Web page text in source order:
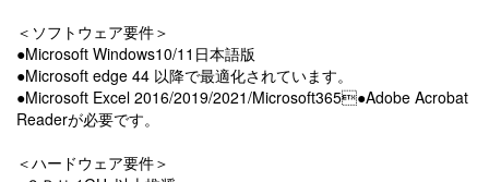
＜ソフトウェア要件＞
●Microsoft Windows10/11日本語版
●Microsoft edge 44 以降で最適化されています。
●Microsoft Excel 2016/2019/2021/Microsoft365●Adobe Acrobat
Readerが必要です。
＜ハードウェア要件＞